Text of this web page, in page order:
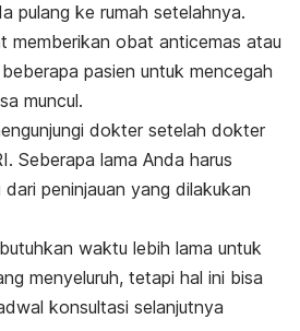
pulang ke rumah setelahnya.
memberikan obat anticemas atau
pasien untuk mencegah
muncul.
dokter setelah dokter
Seberapa lama Anda harus
peninjauan yang dilakukan
waktu lebih lama untuk
menyeluruh, tetapi hal ini bisa
konsultasi selanjutnya